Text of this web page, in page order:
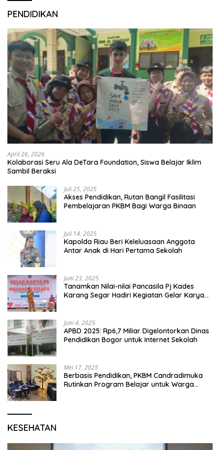
PENDIDIKAN
April 26, 2026
Kolaborasi Seru Ala DeTara Foundation, Siswa Belajar Iklim
Sambil Beraksi
Juli 25, 2025
Akses Pendidikan, Rutan Bangil Fasilitasi
Pembelajaran PKBM Bagi Warga Binaan
Juli 14, 2025
Kapolda Riau Beri Keleluasaan Anggota
Antar Anak di Hari Pertama Sekolah
Juni 23, 2025
Tanamkan Nilai-nilai Pancasila Pj Kades
Karang Segar Hadiri Kegiatan Gelar Karya
Juni 4, 2025
APBD 2025: Rp6,7 Miliar Digelontorkan Dinas
Pendidikan Bogor untuk Internet Sekolah
Mei 17, 2025
Berbasis Pendidikan, PKBM Candradimuka
Rutinkan Program Belajar untuk Warga
KESEHATAN